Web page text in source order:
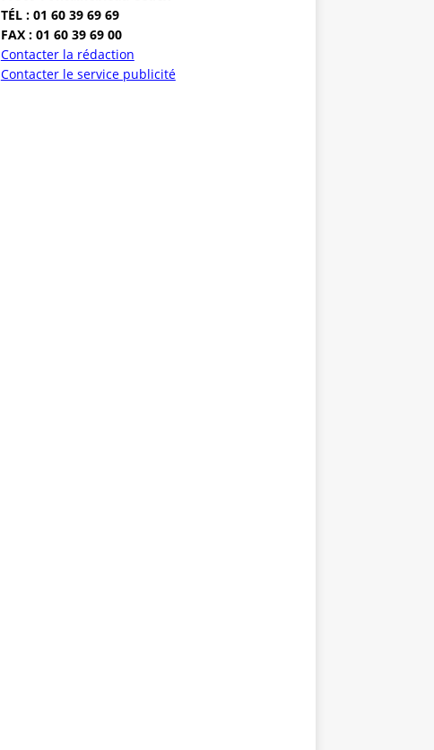
TÉL : 01 60 39 69 69
FAX : 01 60 39 69 00
Contacter la rédaction
Contacter le service publicité